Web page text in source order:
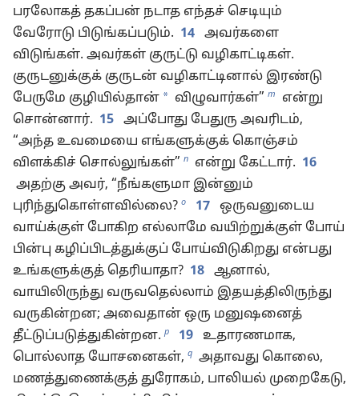
பரலோகத் தகப்பன் நடாத எந்தச் செடியும்
வேரோடு பிடுங்கப்படும். 14 அவர்களை
விடுங்கள். அவர்கள் குருட்டு வழிகாட்டிகள்.
குருடனுக்குக் குருடன் வழிகாட்டினால் இரண்டு
பேருமே குழியில்தான் * விழுவார்கள்” m
என்று
சொன்னார். 15 அப்போது பேதுரு அவரிடம்,
“அந்த உவமையை எங்களுக்குக் கொஞ்சம்
விளக்கிச் சொல்லுங்கள்” n என்று கேட்டார். 16
அதற்கு அவர், “நீங்களுமா இன்னும்
புரிந்துகொள்ளவில்லை? o 17 ஒருவனுடைய
வாய்க்குள் போகிற எல்லாமே வயிற்றுக்குள் போய்
பின்பு கழிப்பிடத்துக்குப் போய்விடுகிறது என்பது
உங்களுக்குத் தெரியாதா? 18 ஆனால்,
வாயிலிருந்து வருவதெல்லாம் இதயத்திலிருந்து
வருகின்றன; அவைதான் ஒரு மனுஷனைத்
தீட்டுப்படுத்துகின்றன. p 19
உதாரணமாக,
பொல்லாத யோசனைகள், q அதாவது கொலை,
மணத்துணைக்குத் துரோகம், பாலியல் முறைகேடு,